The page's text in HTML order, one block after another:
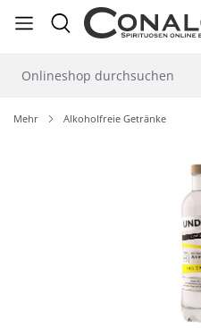
springen
Mehr Alkoholfreie Getränke